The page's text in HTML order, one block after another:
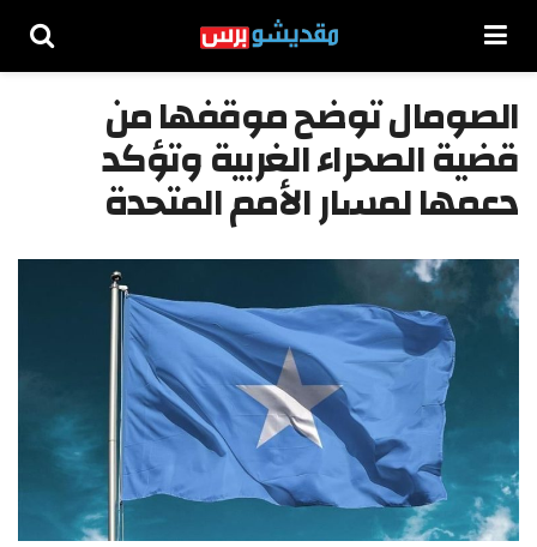
الصومال توضح موقفها من
قضية الصحراء الغربية وتؤكد
دعمها لمسار الأمم المتحدة